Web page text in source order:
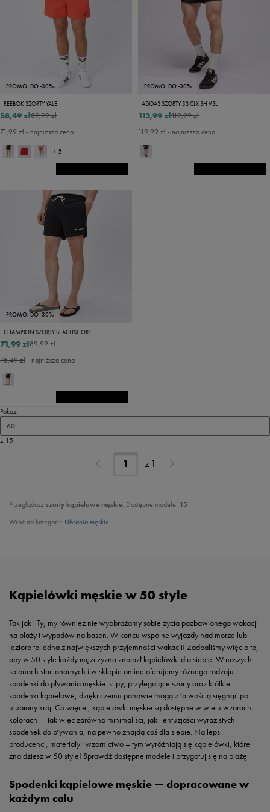
PROMO: DO -30%
REEBOK SZORTY YALE
89,99 zł
58,49 zł
71,99 zł- najniższa cena
+ 5
PROMO: DO -30%
ADIDAS SZORTY 3S CLX SH VSL
119,99 zł
113,99 zł
119,99 zł- najniższa cena
PROMO: DO -30%
CHAMPION SZORTY BEACHSHORT
89,99 zł
71,99 zł
76,49 zł- najniższa cena
Pokaż
60
z 15
z 1
Przeglądasz szorty kąpielowe męskie. Dostępne modele: 15
Wróć do kategorii: Ubrania męskie
Kąpielówki męskie w 50 style
Tak jak i Ty, my również nie wyobrażamy sobie życia pozbawionego wakacji
na plaży i wypadów na basen. W końcu wspólne wyjazdy nad morze lub
jezioro to jedna z największych przyjemności wakacji! Zadbaliśmy więc o to,
aby w 50 style każdy mężczyzna znalazł kąpielówki dla siebie. W naszych
salonach stacjonarnych i w sklepie online oferujemy różnego rodzaju
spodenki do pływania męskie: slipy, przylegające szorty oraz krótkie
spodenki kąpielowe, dzięki czemu panowie mogą z łatwością sięgnąć po
ulubiony krój. Co więcej, kąpielówki męskie są dostępne w wielu wzorach i
kolorach — tak więc zarówno minimaliści, jak i entuzjaści wyrazistych
spodenek do pływania, na pewno znajdą coś dla siebie. Najlepsi
producenci, materiały i wzornictwo – tym wyróżniają się kąpielówki, które
znajdziesz w 50 style! Sprawdź dostępne modele i przygotuj się na plażę.
Spodenki kąpielowe męskie — dopracowane w
każdym calu